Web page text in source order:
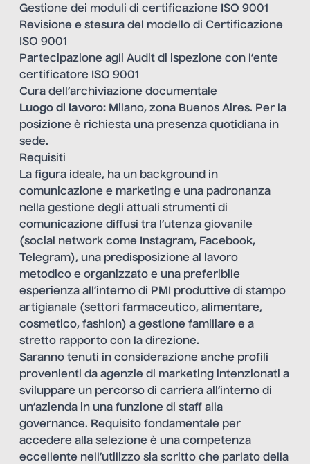
Gestione dei moduli di certificazione ISO 9001
Revisione e stesura del modello di Certificazione
ISO 9001
Partecipazione agli Audit di ispezione con l’ente
certificatore ISO 9001
Cura dell’archiviazione documentale
Luogo di lavoro: Milano, zona Buenos Aires. Per la
posizione è richiesta una presenza quotidiana in
sede.
Requisiti
La figura ideale, ha un background in
comunicazione e marketing e una padronanza
nella gestione degli attuali strumenti di
comunicazione diffusi tra l’utenza giovanile
(social network come Instagram, Facebook,
Telegram), una predisposizione al lavoro
metodico e organizzato e una preferibile
esperienza all’interno di PMI produttive di stampo
artigianale (settori farmaceutico, alimentare,
cosmetico, fashion) a gestione familiare e a
stretto rapporto con la direzione.
Saranno tenuti in considerazione anche profili
provenienti da agenzie di marketing intenzionati a
sviluppare un percorso di carriera all’interno di
un’azienda in una funzione di staff alla
governance. Requisito fondamentale per
accedere alla selezione è una competenza
eccellente nell’utilizzo sia scritto che parlato della